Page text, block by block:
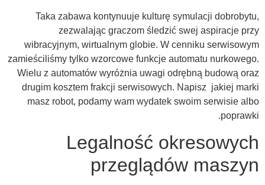
Taka zabawa kontynuuje kulturę symulacji dobrobytu,
zezwalając graczom śledzić swej aspiracje przy
wibracyjnym, wirtualnym globie. W cenniku serwisowym
zamieściliśmy tylko wzorcowe funkcje automatu nurkowego.
Wielu z automatów wyróżnia uwagi odrębną budową oraz
drugim kosztem frakcji serwisowych. Napisz jakiej marki
masz robot, podamy wam wydatek swoim serwisie albo
poprawki.
Legalność okresowych
przeglądów maszyn